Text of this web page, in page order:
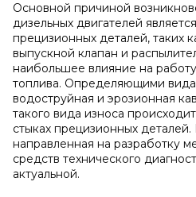
Основной причиной
дизельных двигателей
прецизионных деталей, таких
выпускной клапан и
наибольшее влияние на
топлива. Определяющими
водоструйная и эрозионная
такого вида износа
стыках прецизионных
направленная на разработку
средств технического
актуальной.